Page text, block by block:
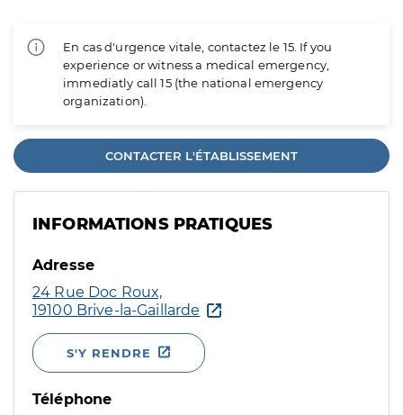
En cas d'urgence vitale, contactez le 15. If you
experience or witness a medical emergency,
immediatly call 15 (the national emergency
organization).
CONTACTER L'ÉTABLISSEMENT
INFORMATIONS PRATIQUES
Adresse
24 Rue Doc Roux,
19100 Brive-la-Gaillarde
S'Y RENDRE
Téléphone